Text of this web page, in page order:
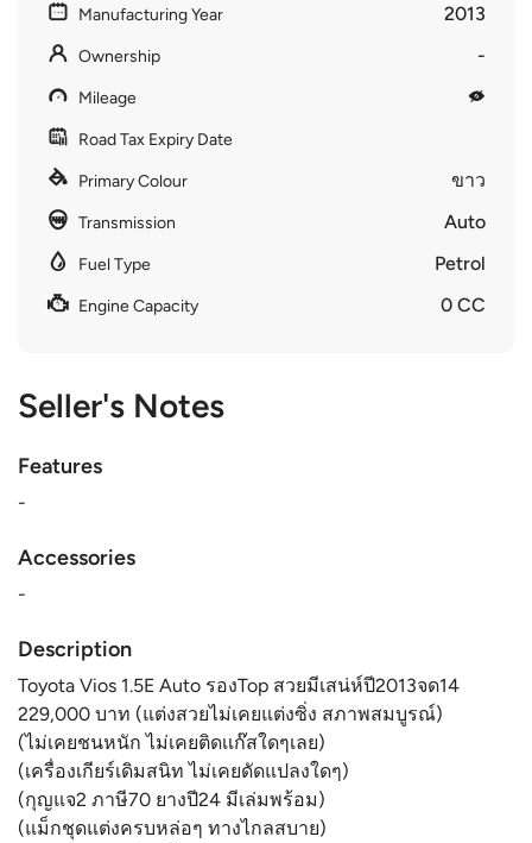
Manufacturing Year 2013
Ownership -
Mileage
Road Tax Expiry Date
Primary Colour ขาว
Transmission Auto
Fuel Type Petrol
Engine Capacity 0 CC
Seller's Notes
Features
-
Accessories
-
Description
Toyota Vios 1.5E Auto รองTop สวยมีเสน่ห์ปี2013จด14
229,000 บาท (แต่งสวยไม่เคยแต่งซิ่ง สภาพสมบูรณ์)
(ไม่เคยชนหนัก ไม่เคยติดเเก๊สใดๆเลย)
(เครื่องเกียร์เดิมสนิท ไม่เคยดัดแปลงใดๆ)
(กุญแจ2 ภาษี70 ยางปี24 มีเล่มพร้อม)
(แม็กชุดแต่งครบหล่อๆ ทางไกลสบาย)